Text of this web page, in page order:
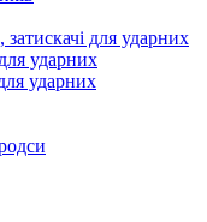
для ударних
ударних
ударних